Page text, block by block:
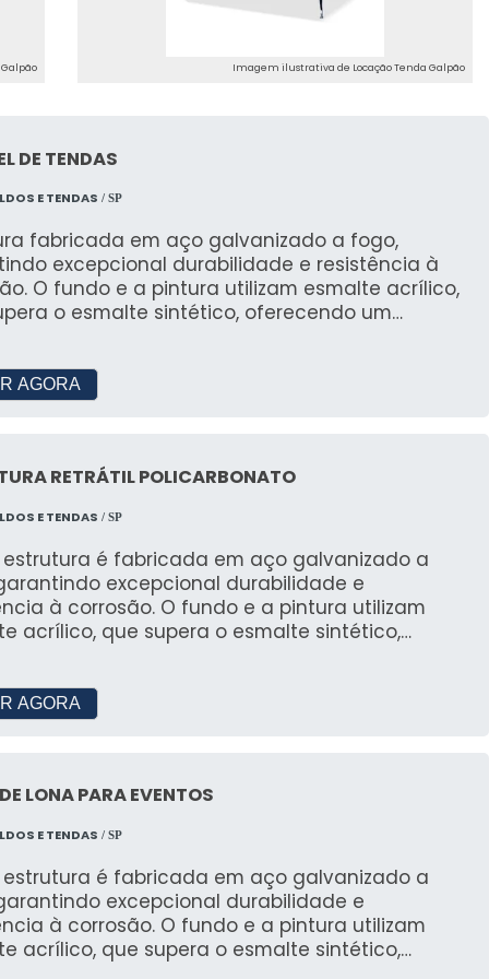
pela tenda galpão, garantindo que a
garantindo que o custo-benefício seja o
PELA SÓ TENDAS
Diversos
garantindo que você tenha acesso aos nossos
e Climatização
iluminação e climatização, tornando seu evento
E ORÇAMENTO
duração do aluguel e serviços adicionais,
Personalizado
Imagem ilustrativa de Locação Tenda Galpão
DE TENDAS
E TENDAS / SP
fabricada em aço galvanizado a fogo,
excepcional durabilidade e resistência à
O fundo e a pintura utilizam esmalte acrílico,
o esmalte sintético, oferecendo um
Equipe própria de montadores; Tendas limpas a
Calhas de Chapas e de Lonas.
AGORA
RETRÁTIL POLICARBONATO
E TENDAS / SP
estrutura é fabricada em aço galvanizado a
excepcional durabilidade e
à corrosão. O fundo e a pintura utilizam
acrílico, que supera o esmalte sintético,
nacionais e importadas, opções de placas de
alveolar ou compactas, telhas
do mercado para garantir a excelência e a
com eficiência e estilo.
AGORA
LONA PARA EVENTOS
E TENDAS / SP
estrutura é fabricada em aço galvanizado a
excepcional durabilidade e
à corrosão. O fundo e a pintura utilizam
acrílico, que supera o esmalte sintético,